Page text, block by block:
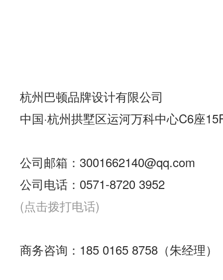
杭州巴顿品牌设计有限公司
中国·杭州拱墅区运河万科中心C6座
公司邮箱：3001662140@qq.com
公司电话：0571-8720 3952
(点击拨打电话)
商务咨询：185 0165 8758（朱经理）